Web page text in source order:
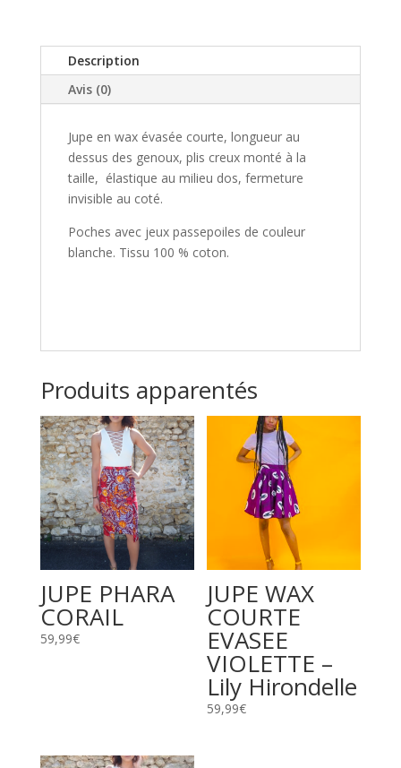
EVASEE
-
Lily
Description
Avis (0)
Jupe en wax évasée courte, longueur au
dessus des genoux, plis creux monté à la
taille, élastique au milieu dos, fermeture
invisible au coté.
Poches avec jeux passepoiles de couleur
blanche. Tissu 100 % coton.
Produits apparentés
JUPE PHARA
CORAIL
59,99€
JUPE WAX
COURTE
EVASEE
VIOLETTE –
Lily Hirondelle
59,99€